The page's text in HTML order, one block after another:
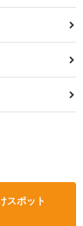
スポット